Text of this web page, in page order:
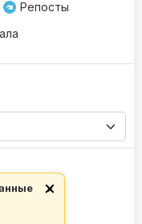
Репосты
×